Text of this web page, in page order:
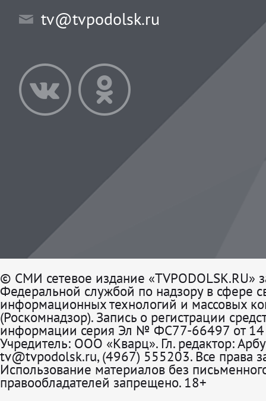
tv@tvpodolsk.ru
© СМИ сетевое издание «TVPODOLSK.RU»
Федеральной службой по надзору в сфере
информационных технологий и массовых
(Роскомнадзор). Запись о регистрации
информации серия Эл № ФС77-66497 от 14
Учредитель: ООО «Кварц». Гл. редактор:
tv@tvpodolsk.ru, (4967) 555203. Все права
Использование материалов без
правообладателей запрещено. 18+